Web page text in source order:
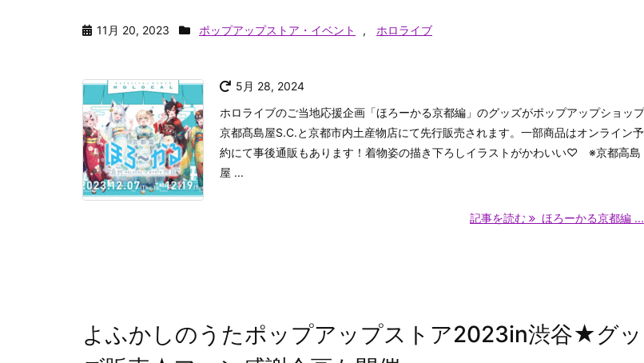
11月 20, 2023 ポップアップストア・イベント , ホロライブ
5月 28, 2024
ホロライブのご当地応援企画「ほろーかる京都編」のグッズがポップアップショップ
京都髙島屋S.C.と京都市内土産物店にて先行販売されます。一部商品はオンライン予
約にて事後通販もあります！着物姿の描き下ろしイラストがかわいい♡ ※京都高島
屋 ...
記事を読む ほろーかる京都編 ...
よふかしのうたポップアップストア2023in渋谷★グッ